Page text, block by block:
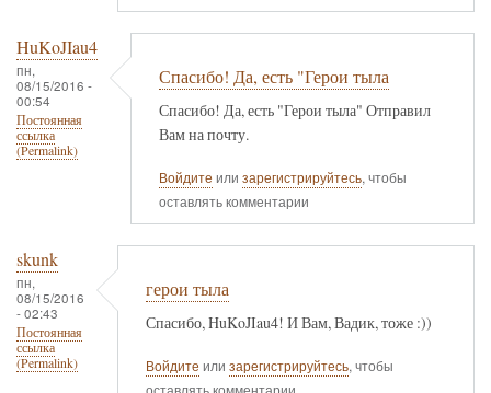
HuKoJIau4
пн,
08/15/2016 -
00:54
Постоянная
ссылка
(Permalink)
Спасибо! Да, есть "Герои тыла
Спасибо! Да, есть "Герои тыла" Отправил
Вам на почту.
Войдите или зарегистрируйтесь, чтобы
оставлять комментарии
skunk
пн,
08/15/2016
- 02:43
Постоянная
ссылка
(Permalink)
герои тыла
Спасибо, HuKoJIau4! И Вам, Вадик, тоже :))
Войдите или зарегистрируйтесь, чтобы